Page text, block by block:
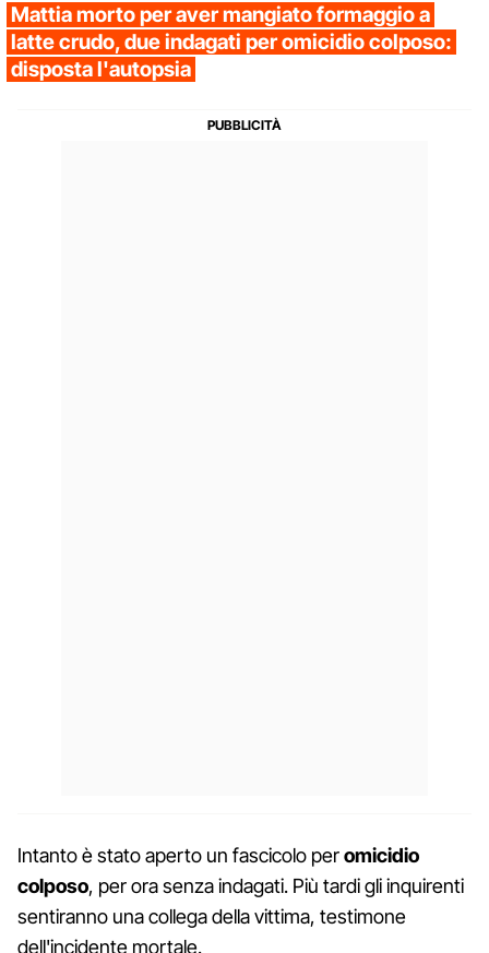
Mattia morto per aver mangiato formaggio a
latte crudo, due indagati per omicidio colposo:
disposta l'autopsia
Intanto è stato aperto un fascicolo peromicidio
colposo, per ora senza indagati. Più tardi gli inquirenti
sentiranno una collega della vittima, testimone
dell'incidente mortale.